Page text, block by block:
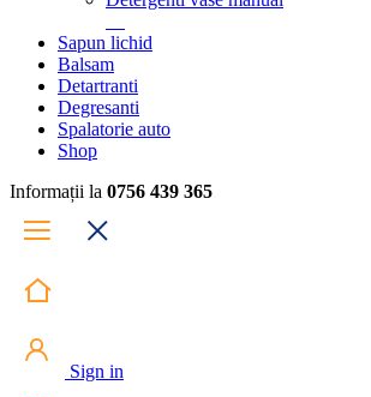
Sapun lichid
Balsam
Detartranti
Degresanti
Spalatorie auto
Shop
Informații la 0756 439 365
Sign in